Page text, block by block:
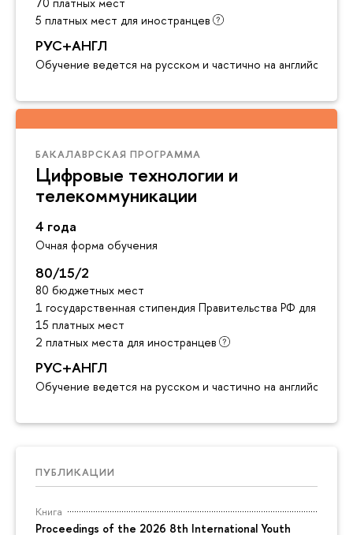
70 платных мест
5 платных мест для иностранцев
РУС+АНГЛ
Обучение ведется на русском и частично на английском
БАКАЛАВРСКАЯ ПРОГРАММА
Цифровые технологии и
телекоммуникации
4 года
Очная форма обучения
80/15/2
80 бюджетных мест
1 государственная стипендия Правительства РФ для
15 платных мест
2 платных места для иностранцев
РУС+АНГЛ
Обучение ведется на русском и частично на английском
ПУБЛИКАЦИИ
Книга
Proceedings of the 2026 8th International Youth